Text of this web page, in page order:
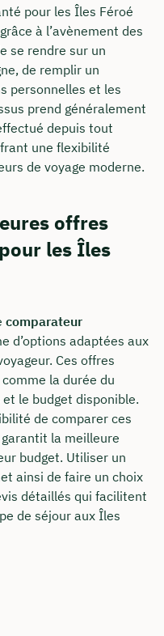
pour les Îles Féroé
à l’avènement des
se rendre sur un
de remplir un
personnelles et les
prend généralement
depuis tout
une flexibilité
de voyage moderne.
offres
les Îles
comparateur
d’options adaptées aux
Ces offres
la durée du
le budget disponible.
de comparer ces
la meilleure
budget. Utiliser un
ainsi de faire un choix
détaillés qui facilitent
de séjour aux Îles